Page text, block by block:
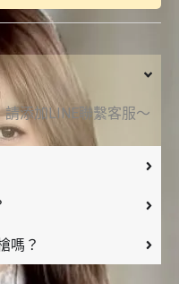
添加LINE聯繫客服～
嗎？